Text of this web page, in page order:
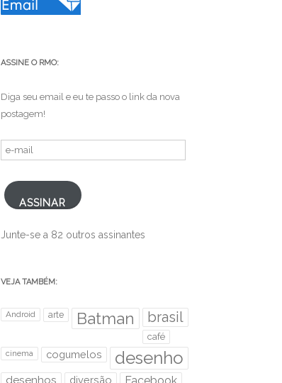
ASSINE O RMO:
Diga seu email e eu te passo o link da nova
postagem!
e-
mail
ASSINAR
Junte-se a 82 outros assinantes
VEJA TAMBÉM:
Android arte Batman brasil
café
cinema cogumelos desenho
desenhos diversão Facebook